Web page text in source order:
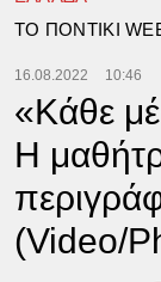
TΟ ΠΟΝΤΙΚΙ
16.08.2022 10:46
«Κάθε
Η
(Video/